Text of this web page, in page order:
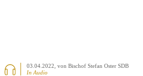
03.04.2022 , von Bischof Stefan Oster SDB
In Audio